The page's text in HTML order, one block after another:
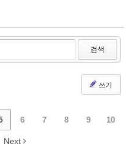
검색
쓰기
6 7 8 9 10
Next